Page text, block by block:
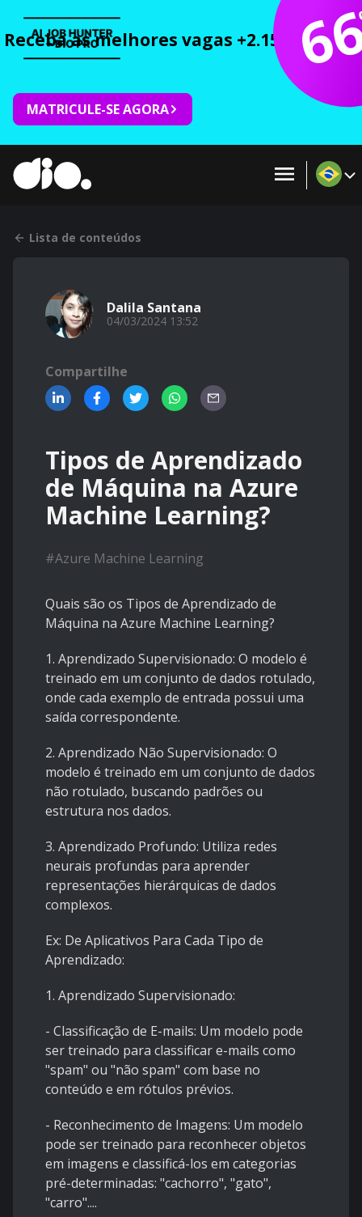
Receba as melhores vagas +2.150 cursos
MATRICULE-SE AGORA
Lista de conteúdos
Dalila Santana
04/03/2024 13:52
Compartilhe
Tipos de Aprendizado
de Máquina na Azure
Machine Learning?
#Azure Machine Learning
Quais são os Tipos de Aprendizado de
Máquina na Azure Machine Learning?
1. Aprendizado Supervisionado: O modelo é
treinado em um conjunto de dados rotulado,
onde cada exemplo de entrada possui uma
saída correspondente.
2. Aprendizado Não Supervisionado: O
modelo é treinado em um conjunto de dados
não rotulado, buscando padrões ou
estrutura nos dados.
3. Aprendizado Profundo: Utiliza redes
neurais profundas para aprender
representações hierárquicas de dados
complexos.
Ex: De Aplicativos Para Cada Tipo de
Aprendizado:
1. Aprendizado Supervisionado:
- Classificação de E-mails: Um modelo pode
ser treinado para classificar e-mails como
"spam" ou "não spam" com base no
conteúdo e em rótulos prévios.
- Reconhecimento de Imagens: Um modelo
pode ser treinado para reconhecer objetos
em imagens e classificá-los em categorias
pré-determinadas: "cachorro", "gato",
"carro"....